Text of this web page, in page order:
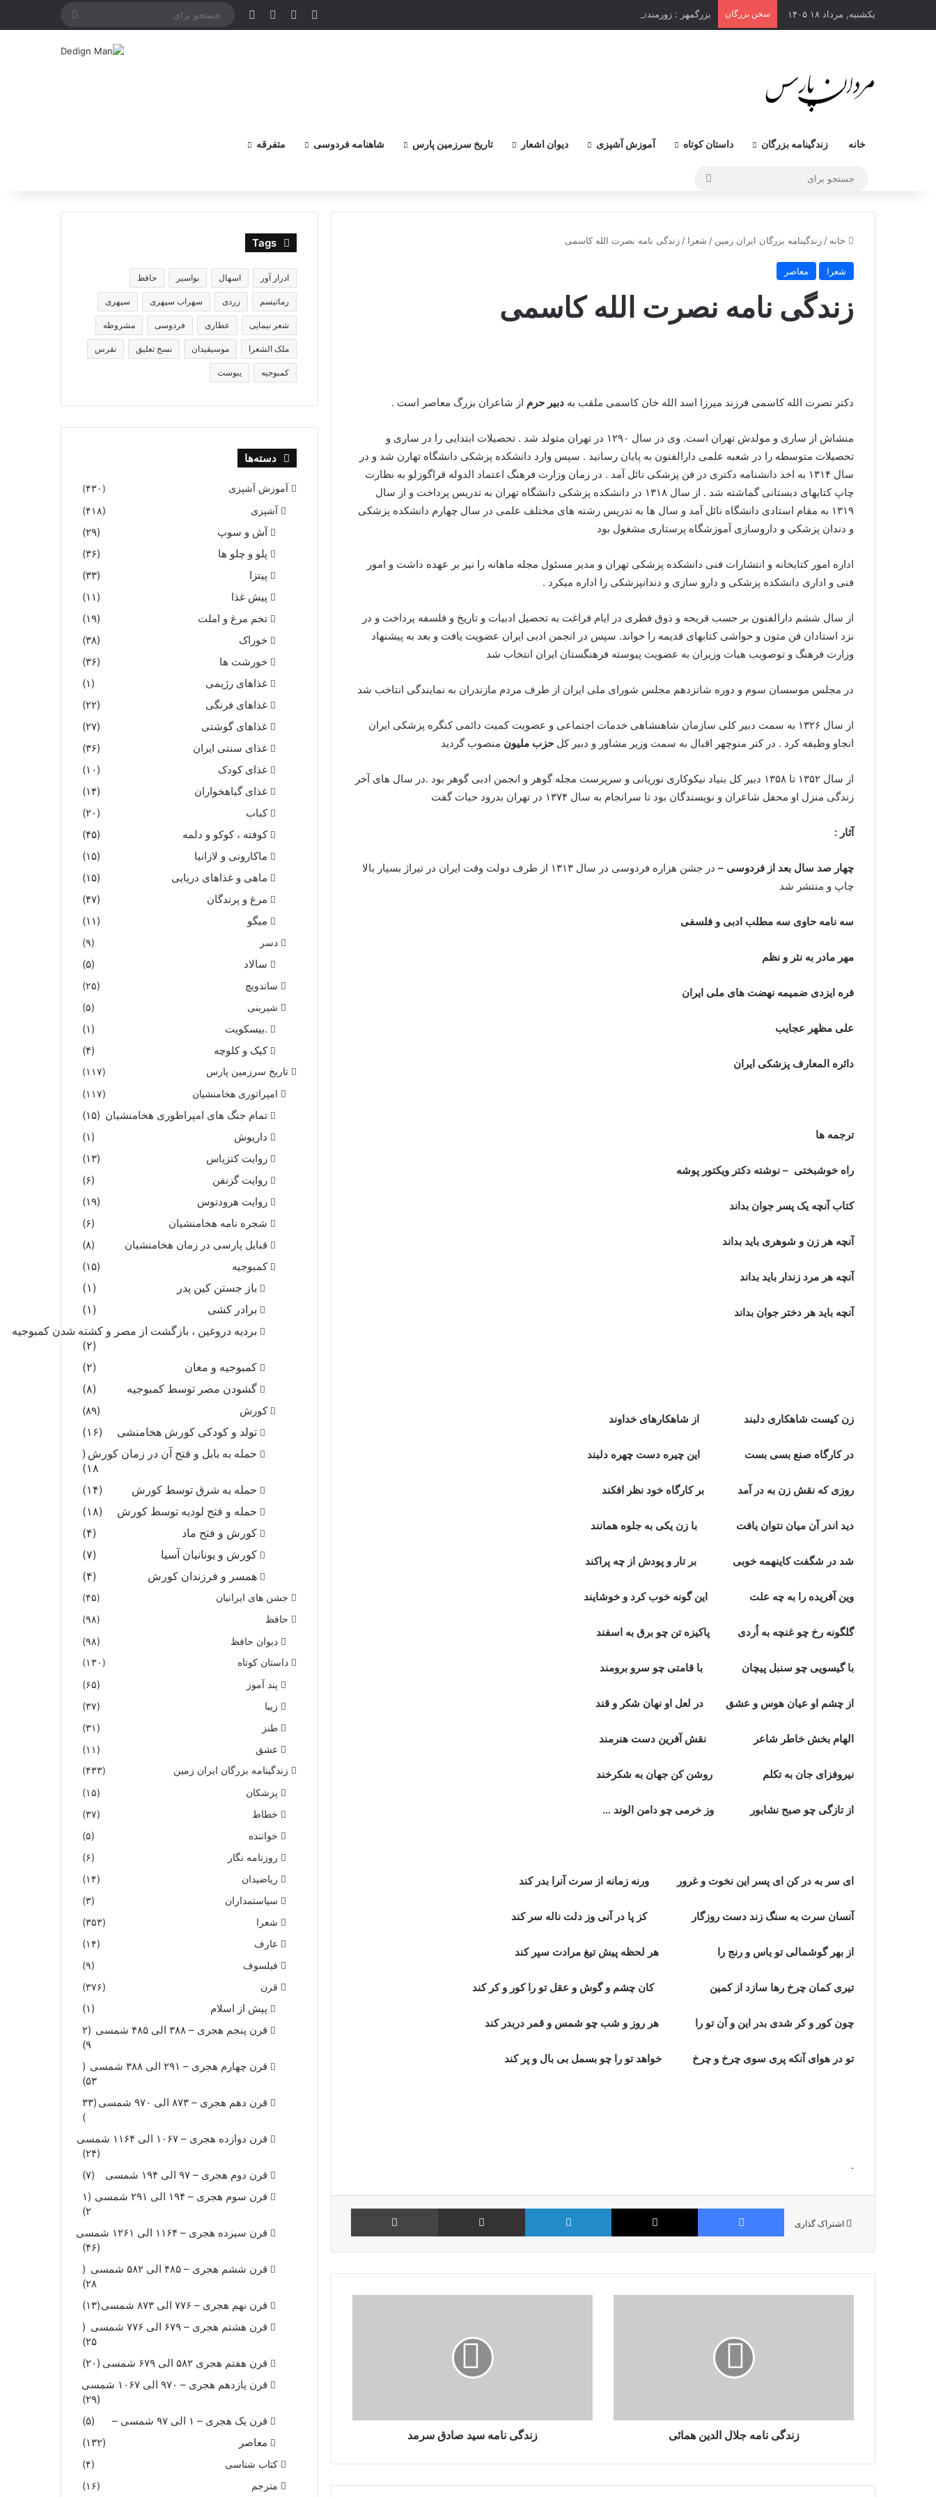
یکشنبه, مرداد ۱۸ ۱۴۰۵ سخن بزرگان بزرگمهر : زورمندترین و پر گزنده ترین اهرمن آز است ، که دیوی است ستمکار و دیر ساز فیس بوک یوتیوب اینستاگرام
خانه زندگینامه بزرگان داستان کوتاه آموزش آشپزی دیوان اشعار تاریخ سرزمین پارس شاهنامه فردوسی متفرقه
خانه / زندگینامه بزرگان ایران زمین / شعرا / زندگی نامه نصرت الله کاسمی
شعرا معاصر
زندگی نامه نصرت الله کاسمی
دکتر نصرت الله کاسمی فرزند میرزا اسد الله خان کاسمی ملقب به دبیر حرم از شاعران بزرگ معاصر است .
منشاش از ساری و مولدش تهران است. وی در سال ۱۲۹۰ در تهران متولد شد . تحصیلات ابتدایی را در ساری و
تحصیلات متوسطه را در شعبه علمی دارالفنون به پایان رسانید . سپس وارد دانشکده پزشکی دانشگاه تهارن شد و در
سال ۱۳۱۴ به اخذ دانشنامه دکتری در فن پزشکی نائل آمد . در زمان وزارت فرهنگ اعتماد الدوله قراگوزلو به نظارت
چاپ کتابهای دبستانی گماشته شد . از سال ۱۳۱۸ در دانشکده پزشکی دانشگاه تهران به تدریس پرداخت و از سال
۱۳۱۹ به مقام استادی دانشگاه نائل آمد و سال ها به تدریس رشته های مختلف علمی در سال چهارم دانشکده پزشکی
و دندان پزشکی و داروسازی آموزشگاه پرستاری مشغول بود
اداره امور کتابخانه و انتشارات فنی دانشکده پزشکی تهران و مدیر مسئول مجله ماهانه را نیز بر عهده داشت و امور
فنی و اداری دانشکده پزشکی و دارو سازی و دندانپزشکی را اداره میکرد .
از سال ششم دارالفنون بر حسب قریحه و ذوق فطری در ایام فراغت به تحصیل ادبیات و تاریخ و فلسفه پرداخت و در
نزد استادان فن متون و حواشی کتابهای قدیمه را خواند. سپس در انجمن ادبی ایران عضویت یافت و بعد به پیشنهاد
وزارت فرهنگ و توصویب هیات وزیران به عضویت پیوسته فرهنگستان ایران انتخاب شد
در مجلس موسسان سوم و دوره شانزدهم مجلس شورای ملی ایران از طرف مردم مازندران به نمایندگی انتاخب شد
از سال ۱۳۲۶ به سمت دبیر کلی سازمان شاهنشاهی خدمات اجتماعی و عضویت کمیت دائمی کنگره پزشکی ایران
انجاو وظیفه کرد . در کتر منوچهر اقبال به سمت وزیر مشاور و دبیر کل حزب ملیون منصوب گردید
از سال ۱۳۵۲ تا ۱۳۵۸ دبیر کل بنیاد نیکوکاری نوریانی و سرپرست مجله گوهر و انجمن ادبی گوهر بود .در سال های آخر
زندگی منزل او محفل شاعران و نویسندگان بود تا سرانجام به سال ۱۳۷۴ در تهران بدرود حیات گفت
آثار :
چهار صد سال بعد از فردوسی –
در جشن هزاره فردوسی در سال ۱۳۱۳ از طرف دولت وقت ایران در تیراژ بسیار بالا
چاپ و منتشر شد
سه نامه حاوی سه مطلب ادبی و فلسفی
مهر مادر به نثر و نظم
فره ایزدی ضمیمه نهضت های ملی ایران
علی مظهر عجایب
دائره المعارف پزشکی ایران
ترجمه ها
راه خوشبختی – نوشته دکتر ویکتور پوشه
کتاب آنچه یک پسر جوان بداند
آنچه هر زن و شوهری باید بداند
آنچه هر مرد زندار باید بداند
آنچه باید هر دختر جوان بداند
زن کیست شاهکاری دلبند از شاهکارهای خداوند
در کارگاه صنع بسی بست این چیره دست چهره دلبند
روزی که نقش زن به در آمد بر کارگاه خود نظر افکند
دید اندر آن میان نتوان یافت با زن یکی به جلوه همانند
شد در شگفت کاینهمه خوبی بر تار و پودش از چه پراکند
وین آفریده را به چه علت این گونه خوب کرد و خوشایند
گلگونه رخ چو غنچه به اُردی پاکیزه تن چو برق به اسفند
با گیسویی چو سنبل پیچان با قامتی چو سرو برومند
از چشم او عیان هوس و عشق در لعل او نهان شکر و قند
الهام بخش خاطر شاعر نقش آفرین دست هنرمند
نیروفزای جان به تکلم روشن کن جهان به شکرخند
از تازگی چو صبح نشابور وز خرمی چو دامن الوند …
ای سر به در کن ای پسر این نخوت و غرور ورنه زمانه از سرت آنرا بدر کند
آنسان سرت به سنگ زند دست روزگار کز پا در آنی وز دلت ناله سر کند
از بهر گوشمالی تو یاس و رنج را هر لحظه پیش تیغ مرادت سپر کند
تیری کمان چرخ رها سازد از کمین کان چشم و گوش و عقل تو را کور و کر کند
چون کور و کر شدی بدر این و آن تو را هر روز و شب چو شمس و قمر دربدر کند
تو در هوای آنکه پری سوی چرخ و چرخ خواهد تو را چو بسمل بی بال و پر کند
.
اشتراک گذاری
فیس بوک X لینکدین اشتراک گذاری از طریق ایمیل چاپ
زندگی نامه جلال‌ الدين‌ همائی زندگی نامه سید صادق سرمد
Tags
ادرار آور اسهال بواسیر حافظ
رماتیسم زردی سهراب سپهری سپهری
شعر نیمایی عطاری فردوسی مشروطه
ملک الشعرا موسیقیدان نسخ تعلیق نقرس
کمبوجیه یبوست
دسته‌ها
آموزش آشپزی (۴۳۰)
آشپزی (۴۱۸)
آش و سوپ
(۲۹)
پلو و چلو ها
(۳۶)
پیتزا
(۳۳)
پیش غذا
(۱۱)
تخم مرغ و املت
(۱۹)
خوراک
(۳۸)
خورشت ها
(۳۶)
غذاهای رژیمی
(۱)
غذاهای فرنگی
(۲۲)
غذاهای گوشتی
(۲۷)
غذای سنتی ایران
(۳۶)
غذای کودک
(۱۰)
غذای گیاهخواران
(۱۴)
کباب
(۲۰)
کوفته ، کوکو و دلمه
(۴۵)
ماکارونی و لازانیا
(۱۵)
ماهی و غذاهای دریایی
(۱۵)
مرغ و پرندگان
(۴۷)
میگو
(۱۱)
دسر (۹)
سالاد (۵)
ساندویچ
(۲۵)
شیرینی
(۵)
.بیسکویت
(۱)
کیک و کلوچه
(۴)
تاریخ سرزمین پارس (۱۱۷)
امپراتوری هخامنشیان (۱۱۷)
تمام جنگ های امپراطوری هخامنشیان (۱۵)
داریوش
(۱)
روایت کتزیاس
(۱۳)
روایت گزنفن
(۶)
روایت هرودتوس
(۱۹)
شجره نامه هخامنشیان
(۶)
قبایل پارسی در زمان هخامنشیان
(۸)
کمبوجیه
(۱۵)
باز جستن کین پدر
(۱)
برادر کشی
(۱)
بردیه دروغین ، بازگشت از مصر و کشته شدن کمبوجیه
(۲)
کمبوجیه و مغان
(۲)
گشودن مصر توسط کمبوجیه
(۸)
کورش
(۸۹)
تولد و کودکی کورش هخامنشی
(۱۶)
حمله به بابل و فتح آن در زمان کورش (
۱۸)
حمله به شرق توسط کورش
(۱۴)
حمله و فتح لودیه توسط کورش
(۱۸)
کورش و فتح ماد
(۴)
کورش و یونانیان آسیا
(۷)
همسر و فرزندان کورش
(۴)
جشن های ایرانیان
(۴۵)
حافظ
(۹۸)
دیوان حافظ (۹۸)
داستان کوتاه (۱۳۰)
پند آموز
(۶۵)
زیبا
(۳۷)
طنز
(۳۱)
عشق
(۱۱)
زندگینامه بزرگان ایران زمین (۴۳۳)
پزشکان
(۱۵)
خطاط
(۳۷)
خواننده
(۵)
روزنامه نگار
(۶)
ریاضیدان
(۱۴)
سیاستمداران
(۳)
شعرا
(۳۵۳)
عارف
(۱۴)
فیلسوف
(۹)
قرن
(۳۷۶)
پیش از اسلام
(۱)
قرن پنجم هجری – ۳۸۸ الی ۴۸۵ شمسی
(۲
۹)
قرن چهارم هجری – ۲۹۱ الی ۳۸۸ شمسی
(
۵۳)
قرن دهم هجری – ۸۷۳ الی ۹۷۰ شمسی
(۳۳
)
قرن دوازده هجری – ۱۰۶۷ الی ۱۱۶۴ شمسی
(۲۴)
قرن دوم هجری – ۹۷ الی ۱۹۴ شمسی
(۷)
قرن سوم هجری – ۱۹۴ الی ۲۹۱ شمسی
(۱
۲)
قرن سیزده هجری – ۱۱۶۴ الی ۱۲۶۱ شمسی
(۴۶)
قرن ششم هجری – ۴۸۵ الی ۵۸۲ شمسی
(
۲۸)
قرن نهم هجری – ۷۷۶ الی ۸۷۳ شمسی
(۱۳)
قرن هشتم هجری – ۶۷۹ الی ۷۷۶ شمسی
(
۲۵)
قرن هفتم هجری ۵۸۲ الی ۶۷۹ شمسی
(۲۰)
قرن یازدهم هجری – ۹۷۰ الی ۱۰۶۷ شمسی
(۲۹)
قرن یک هجری – ۱ الی ۹۷ شمسی –
(۵)
معاصر
(۱۳۲)
کتاب شناسی
(۴)
مترجم
(۱۶)